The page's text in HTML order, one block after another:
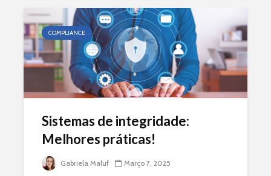
COMPLIANCE
Sistemas de integridade:
Melhores práticas!
Gabriela Maluf Março 7, 2025